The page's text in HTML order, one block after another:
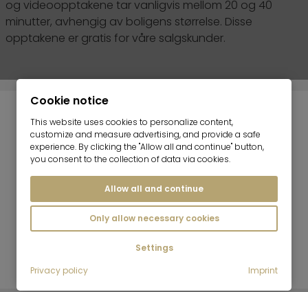
og videoopptakene tar vanligvis mellom 20 og 40
minutter, avhengig av boligens størrelse. Disse
opptakene er gratis for våre salgskunder.
Fotoklar
dekorasjon
Presentasjon
av
lokalene
dine i høy
kvalitet
Moderne
Cookie notice
This website uses cookies to personalize content,
customize and measure advertising, and provide a safe
experience. By clicking the "Allow all and continue" button,
you consent to the collection of data via cookies.
Allow all and continue
Only allow necessary cookies
Settings
Privacy policy
Imprint